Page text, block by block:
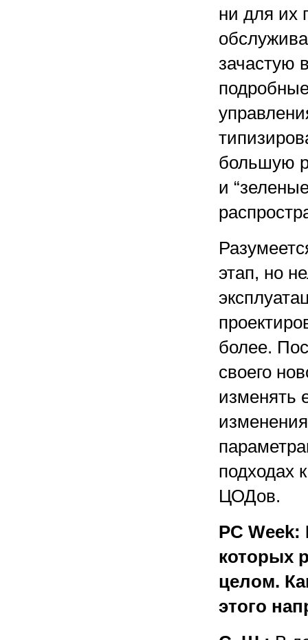
ни для их
зачастую
большую
и
этап, но
более.
своего
изменять
подходах
ЦОДов.
PC
которых
целом.
этого